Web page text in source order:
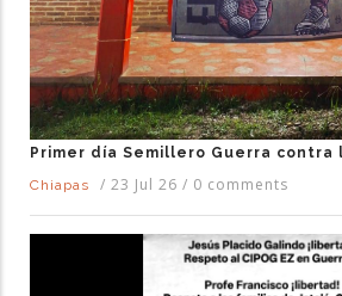
Primer día Semillero Guerra contra
Chiapas
/ 23 Jul 26 / 0 comments